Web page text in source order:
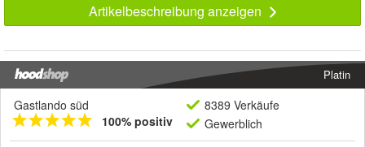
Artikelbeschreibung anzeigen
Platin
Gastlando süd
100% positiv
8389 Verkäufe
Gewerblich